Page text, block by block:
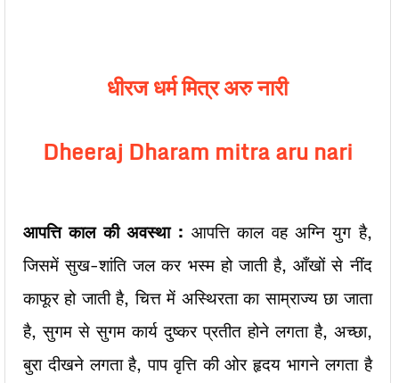
धीरजधर्ममित्रअरुनारी
Dheeraj Dharam mitra aru nari
आपत्ति काल की अवस्था : आपत्ति काल वह अग्नि युग है,
जिसमें सुख-शांति जल कर भस्म हो जाती है, आँखों से नींद
काफूर हो जाती है, चित्त में अस्थिरता का साम्राज्य छा जाता
है, सुगम से सुगम कार्य दुष्कर प्रतीत होने लगता है, अच्छा,
बुरा दीखने लगता है, पाप वृत्ति की ओर हृदय भागने लगता है